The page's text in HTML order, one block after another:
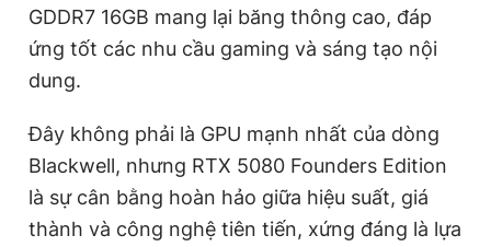
GDDR7 16GB mang lại băng thông cao, đáp
ứng tốt các nhu cầu gaming và sáng tạo nội
dung.
Đây không phải là GPU mạnh nhất của dòng
Blackwell, nhưng RTX 5080 Founders Edition
là sự cân bằng hoàn hảo giữa hiệu suất, giá
thành và công nghệ tiên tiến, xứng đáng là lựa